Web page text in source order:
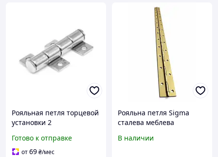
Рояльная петля торцевой
установки 2
Готово к отправке
от69₴/мес
Рояльна петля Sigma
сталева меблева
(MP0075)
В наличии